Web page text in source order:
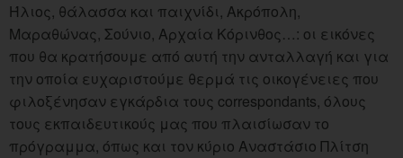
Ήλιος, θάλασσα και παιχνίδι, Ακρόπολη,
Μαραθώνας, Σούνιο, Αρχαία Κόρινθος…: οι εικόνες
που θα κρατήσουμε από αυτή την ανταλλαγή και για
την οποία ευχαριστούμε θερμά τις οικογένειες που
φιλοξένησαν εγκάρδια τους correspondants, όλους
τους εκπαιδευτικούς μας που πλαισίωσαν το
πρόγραμμα, όπως και τον κύριο Αναστάσιο Πλίτση